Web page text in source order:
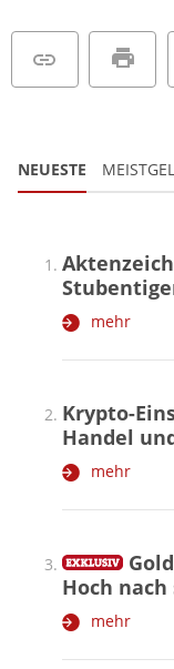
NEUESTE
mehr
Krypto-
Handel
mehr
Hoch nach
mehr